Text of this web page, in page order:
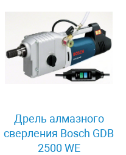
Дрель алмазного
сверления Bosch GDB
2500 WE